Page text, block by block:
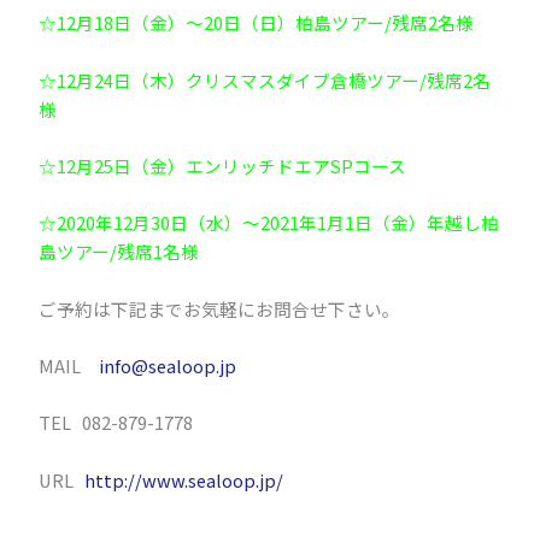
☆12月18日（金）～20日（日）柏島ツアー/残席2名様
☆12月24日（木）クリスマスダイブ倉橋ツアー/残席2名
様
☆12月25日（金）エンリッチドエアSPコース
☆2020年12月30日（水）～2021年1月1日（金）年越し柏
島ツアー/残席1名様
ご予約は下記までお気軽にお問合せ下さい。
MAIL info@sealoop.jp
TEL 082-879-1778
URL http://www.sealoop.jp/